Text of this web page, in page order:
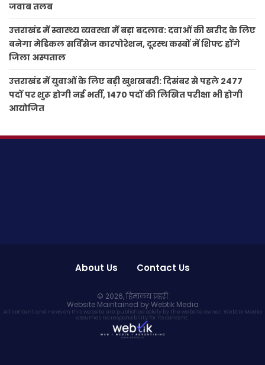
जवाब तलब
उत्तराखंड में स्वास्थ्य व्यवस्था में बड़ा बदलाव: दवाओं की खरीद के लिए
बनेगा मेडिकल सर्विसेज कारपोरेशन, दूरस्थ कस्बों में शिफ्ट होंगे
जिला अस्पताल
उत्तराखंड में युवाओं के लिए बड़ी खुशखबरी: दिसंबर से पहले 2477
पदों पर शुरू होगी नई भर्ती, 1470 पदों की लिखित परीक्षा भी होगी
आयोजित
About Us Contact Us
© 2026,हिमालय प्रहरी
Website Maintained by Webtik Media
All content and news on this website are published solely by the website owner. Webtik Media
assumes no responsibility for its content.